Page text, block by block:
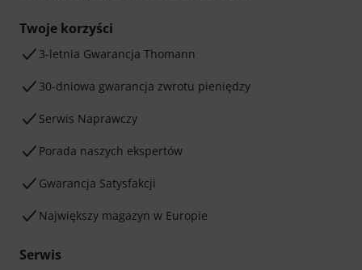
Twoje korzyści
3-letnia Gwarancja Thomann
30-dniowa gwarancja zwrotu pieniędzy
Serwis Naprawczy
Porada naszych ekspertów
Gwarancja Satysfakcji
Największy magazyn w Europie
Serwis